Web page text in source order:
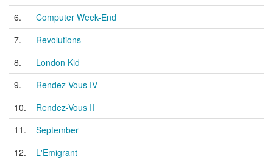
6.
Computer Week-End
7.
Revolutions
8.
London Kid
9.
Rendez-Vous IV
10.
Rendez-Vous II
11.
September
12.
L'Emigrant